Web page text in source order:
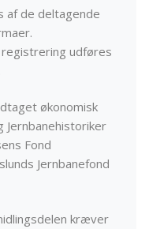
af de deltagende
udføres
økonomisk
Fond
Jernbanefond
kræver